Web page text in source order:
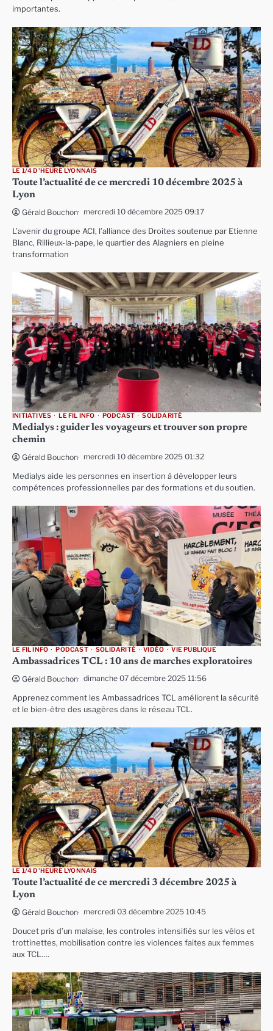
importantes.
LE 1/4 D'HEURE LYONNAIS
Toute l’actualité de ce mercredi 10 décembre 2025 à
Lyon
Gérald Bouchon mercredi 10 décembre 2025 09:17
L’avenir du groupe ACI, l’alliance des Droites soutenue par Etienne
Blanc, Rillieux-la-pape, le quartier des Alagniers en pleine
transformation
INITIATIVES LE FIL INFO PODCAST SOLIDARITÉ
Medialys : guider les voyageurs et trouver son propre
chemin
Gérald Bouchon mercredi 10 décembre 2025 01:32
Medialys aide les personnes en insertion à développer leurs
compétences professionnelles par des formations et du soutien.
LE FIL INFO PODCAST SOLIDARITÉ VIDÉO VIE PUBLIQUE
Ambassadrices TCL : 10 ans de marches exploratoires
Gérald Bouchon dimanche 07 décembre 2025 11:56
Apprenez comment les Ambassadrices TCL améliorent la sécurité
et le bien-être des usagères dans le réseau TCL.
LE 1/4 D'HEURE LYONNAIS
Toute l’actualité de ce mercredi 3 décembre 2025 à
Lyon
Gérald Bouchon mercredi 03 décembre 2025 10:45
Doucet pris d’un malaise, les controles intensifiés sur les vélos et
trottinettes, mobilisation contre les violences faites aux femmes
aux TCL….